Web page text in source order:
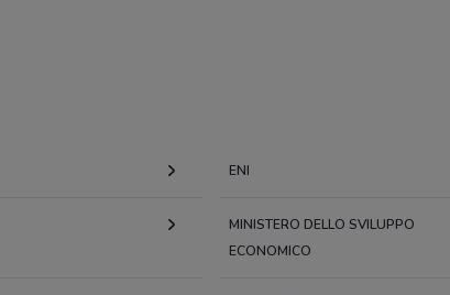
ENI
MINISTERO DELLO SVILUPPO
ECONOMICO